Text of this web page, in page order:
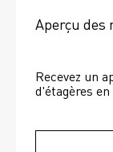
Aperçu des
Recevez un
d'étagères en